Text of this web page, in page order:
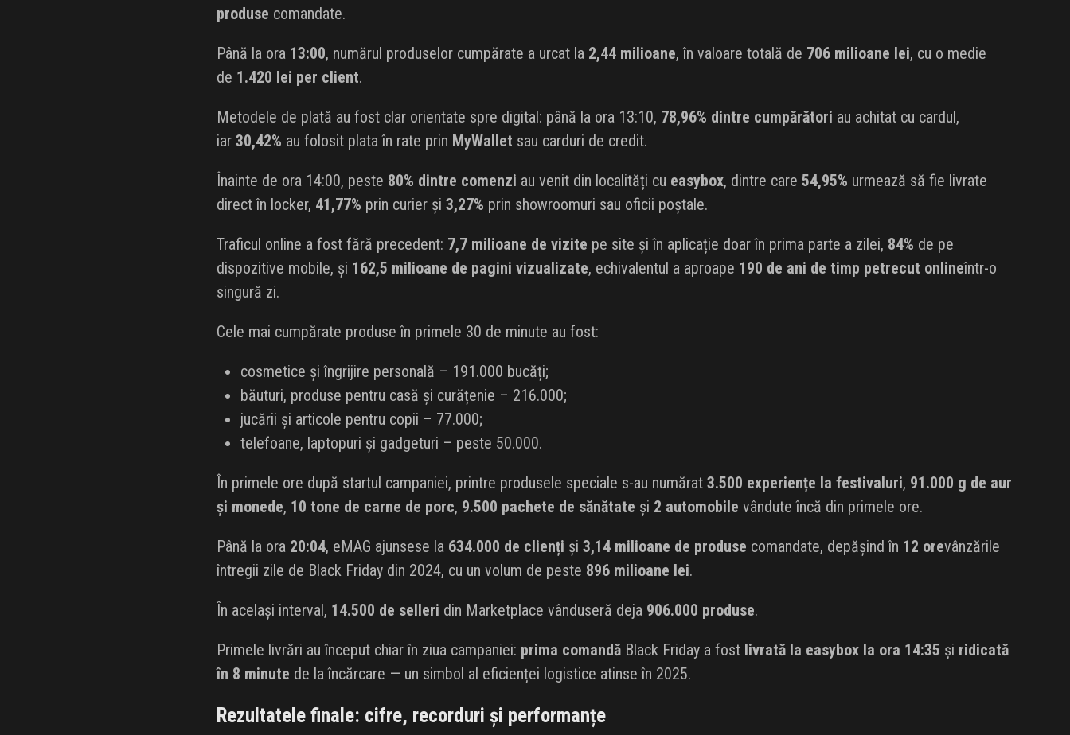
produse comandate.
Până la ora 13:00, numărul produselor cumpărate a urcat la 2,44 milioane, în valoare totală de 706 milioane lei, cu o medie
de 1.420 lei per client.
Metodele de plată au fost clar orientate spre digital: până la ora 13:10, 78,96% dintre cumpărători au achitat cu cardul,
iar 30,42% au folosit plata în rate prin MyWallet sau carduri de credit.
Înainte de ora 14:00, peste 80% dintre comenzi au venit din localități cu easybox, dintre care 54,95% urmează să fie livrate
direct în locker, 41,77% prin curier și 3,27% prin showroomuri sau oficii poștale.
Traficul online a fost fără precedent: 7,7 milioane de vizite pe site și în aplicație doar în prima parte a zilei, 84% de pe
dispozitive mobile, și 162,5 milioane de pagini vizualizate, echivalentul a aproape 190 de ani de timp petrecut onlineîntr-o
singură zi.
Cele mai cumpărate produse în primele 30 de minute au fost:
cosmetice și îngrijire personală – 191.000 bucăți;
băuturi, produse pentru casă și curățenie – 216.000;
jucării și articole pentru copii – 77.000;
telefoane, laptopuri și gadgeturi – peste 50.000.
În primele ore după startul campaniei, printre produsele speciale s-au numărat 3.500 experiențe la festivaluri, 91.000 g de aur
și monede, 10 tone de carne de porc, 9.500 pachete de sănătate și 2 automobile vândute încă din primele ore.
Până la ora 20:04, eMAG ajunsese la 634.000 de clienți și 3,14 milioane de produse comandate, depășind în 12 orevânzările
întregii zile de Black Friday din 2024, cu un volum de peste 896 milioane lei.
În același interval, 14.500 de selleri din Marketplace vânduseră deja 906.000 produse.
Primele livrări au început chiar în ziua campaniei: prima comandă Black Friday a fost livrată la easybox la ora 14:35 și ridicată
în 8 minute de la încărcare — un simbol al eficienței logistice atinse în 2025.
Rezultatele finale: cifre, recorduri și performanțe